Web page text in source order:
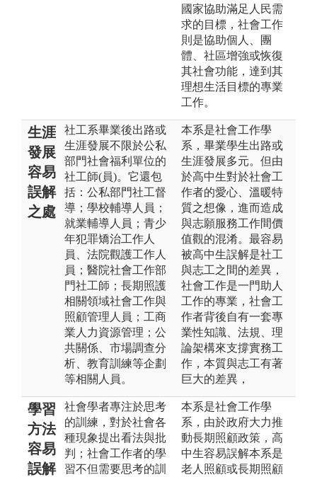
國家協助滿足人民需
求的目標，社會工作
則是協助個人、團
體、社區增強或恢復
其社會功能，達到其
理想生活目標的專業
工作。
生涯
發展
容易
誤解
之處
社工系畢業後出路或
生涯發展不限於公私
部門社會福利單位的
社工師(員)。它還包
括：公私部門社工督
導；學校輔導人員；
就業輔導人員；青少
年犯罪矯治工作人
員、法院觀護工作人
員；醫院社會工作部
門社工師；長期照護
相關領域社會工作與
照顧管理人員；工商
業人力資源管理；公
共關係、市場調查分
析、教育訓練等企劃
等相關人員。
本系是社會工作學
系，畢業學生出路或
生涯發展多元。但由
於高中生對於社會工
作者的愛心、溫暖特
質之想像，進而造成
與志願服務工作間價
值觀的混淆。最容易
被高中生誤解是社工
與志工之間的差異，
社會工作是一門助人
工作的專業，社會工
作者背後自有一套專
業性知識、法規、理
論架構來支撐實務工
作，本質與志工有著
巨大的差異，
學習
方法
容易
誤解
社會學者專注於思考
的訓練，對於社會各
種現象提出看法與批
判；社會工作者的學
習不但需要思考的訓
本系是社會工作學
系，由於政府大力推
動長期照顧政策，高
中生容易誤解本系是
老人照顧或長期照顧